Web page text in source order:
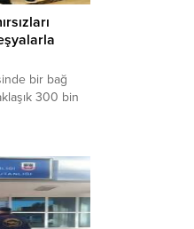
bir bağ
300 bin
cezaevine
– Şanlıurfa İl
Meçhul